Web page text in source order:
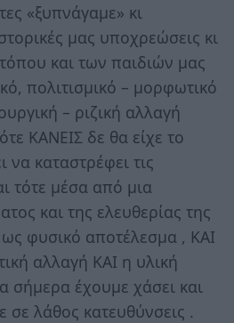
«ξυπνάγαμε» κι
μας υποχρεώσεις κι
και των παιδιών μας
πολιτισμικό – μορφωτικό
– ριζική αλλαγή
ΚΑΝΕΙΣ δε θα είχε το
να καταστρέφει τις
τότε μέσα από μια
και της ελευθερίας της
φυσικό αποτέλεσμα , ΚΑΙ
αλλαγή ΚΑΙ η υλική
σήμερα έχουμε χάσει και
σε λάθος κατευθύνσεις .